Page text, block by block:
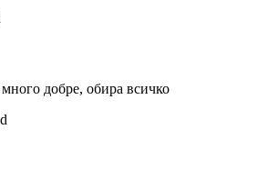
добре, обира всичко